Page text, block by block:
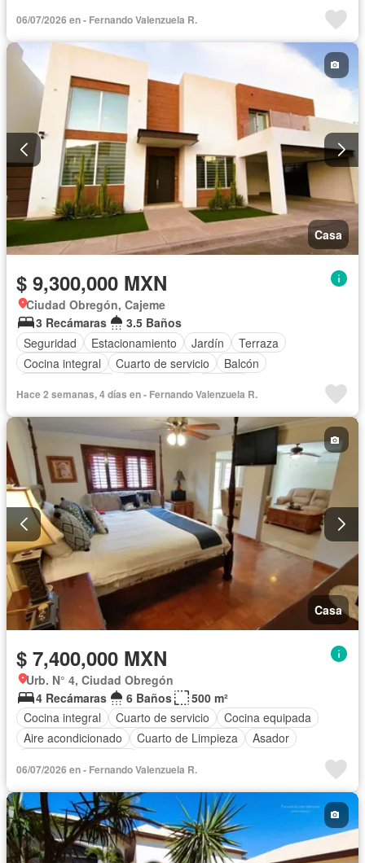
Asador
Recámara con closet
06/07/2026 en - Fernando Valenzuela R.
Casa
$ 9,300,000 MXN
Ciudad Obregón, Cajeme
3 Recámaras
3.5 Baños
Seguridad
Estacionamiento Jardín
Terraza
Cocina integral
Cuarto de servicio
Balcón
Aire acondicionado
Cuarto de Limpieza
Zonas verdes
Recámara con closet
Caseta de vigilancia
Hace 2 semanas, 4 días en - Fernando Valenzuela R.
Casa
$ 7,400,000 MXN
Urb. N° 4, Ciudad Obregón
4 Recámaras
6 Baños
500 m²
Cocina integral
Cuarto de servicio
Cocina equipada
Aire acondicionado
Cuarto de Limpieza
Asador
06/07/2026 en - Fernando Valenzuela R.